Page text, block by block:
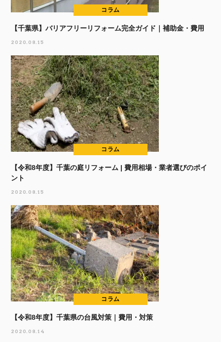
コラム
【千葉県】バリアフリーリフォーム完全ガイド｜補助金・費用
2020.08.15
コラム
【令和8年度】千葉の庭リフォーム | 費用相場・業者選びのポイ
ント
2020.08.15
コラム
【令和8年度】千葉県の台風対策｜費用・対策
2020.08.14